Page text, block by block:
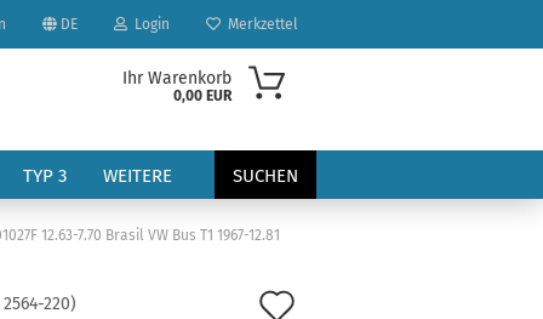
DE Login Merkzettel
Ihr Warenkorb
0,00 EUR
TYP 3 SUCHEN
WEITERE
12.63-7.70 Brasil VW Bus T1 1967-12.81
2564-220)